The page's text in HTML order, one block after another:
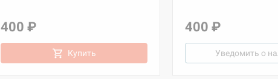
400 ₽
Купить
400 ₽
Уведомить о